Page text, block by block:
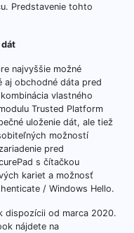
Predstavenie tohto
najvyššie možné
aj obchodné dáta pred
vlastného
Trusted Platform
uloženie dát, ale tiež
možností
pred
s čítačkou
kariet a možnosť
/ Windows Hello.
dispozícii od marca 2020.
nájdete na